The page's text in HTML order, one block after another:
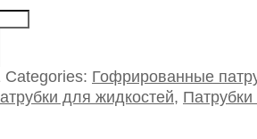
Categories: Гофрированные
для жидкостей,